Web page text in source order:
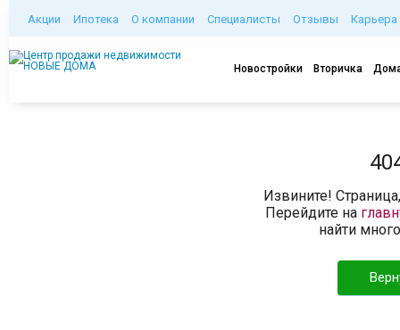
Акции Ипотека О компании Специалисты Отзывы Карьера
Новостройки Вторичка
Извините!
Перейдите на
найти